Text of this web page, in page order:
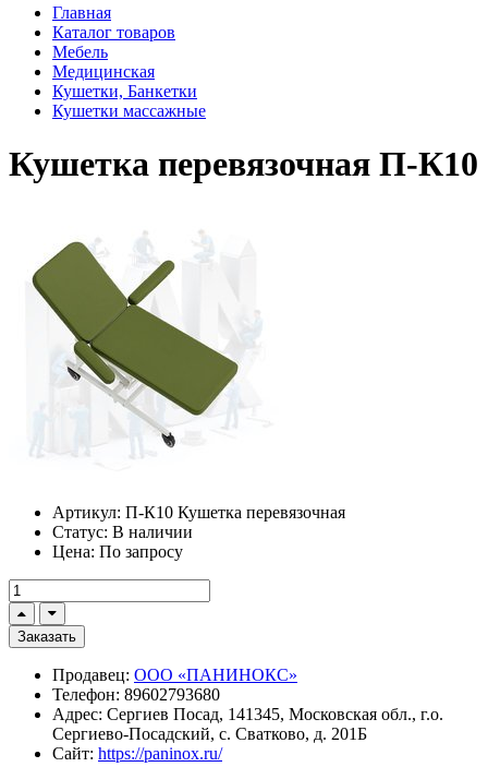
Главная
Каталог товаров
Мебель
Медицинская
Кушетки, Банкетки
Кушетки массажные
Кушетка перевязочная П-К10
Артикул: П-К10 Кушетка перевязочная
Статус: В наличии
Цена: По запросу
Заказать
Продавец: ООО «ПАНИНОКС»
Телефон: 89602793680
Адрес: Сергиев Посад, 141345, Московская обл., г.о.
Сергиево-Посадский, с. Сватково, д. 201Б
Сайт: https://paninox.ru/